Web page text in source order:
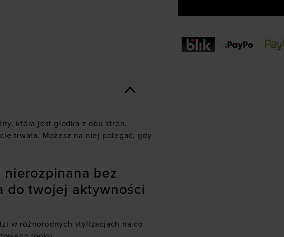
która jest gładka z obu stron,
trwała. Możesz na niej polegać, gdy
nierozpinana bez
do twojej aktywności
w różnorodnych stylizacjach na co